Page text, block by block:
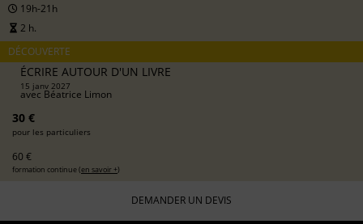
19h-21h
2 h.
DÉCOUVERTE
ÉCRIRE AUTOUR D'UN LIVRE
15 janv 2027
avec Béatrice Limon
30 €
pour les particuliers
60 €
formation continue (en savoir +)
DEMANDER UN DEVIS